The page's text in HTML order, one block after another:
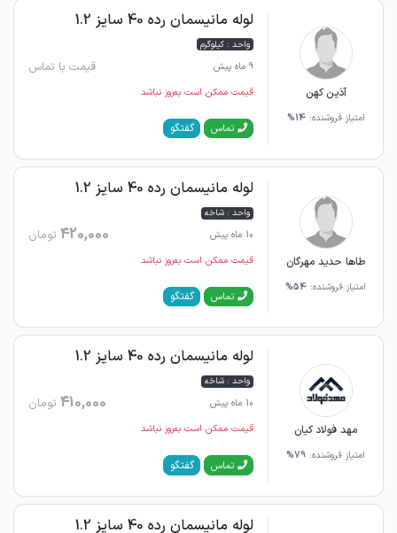
آذین کهن
امتیاز فروشنده:14%
لوله مانیسمان رده 40 سایز 1.2
واحد : کیلوگرم
9 ماه پیش
قیمت با تماس
قیمت ممکن است به‌روز نباشد
تماس گفتگو
طاها حدید مهرگان
امتیاز فروشنده: 54%
لوله مانیسمان رده 40 سایز 1.2
واحد : شاخه
10 ماه پیش
420,000 تومان
قیمت ممکن است به‌روز نباشد
تماس گفتگو
مهد فولاد کیان
امتیاز فروشنده: 79%
لوله مانیسمان رده 40 سایز 1.2
واحد : شاخه
10 ماه پیش
410,000 تومان
قیمت ممکن است به‌روز نباشد
تماس گفتگو
لوله مانیسمان رده 40 سایز 1.2